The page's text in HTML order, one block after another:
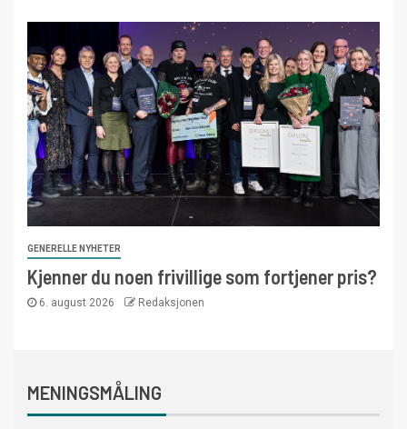
GENERELLE NYHETER
Kjenner du noen frivillige som fortjener pris?
6. august 2026 Redaksjonen
MENINGSMÅLING